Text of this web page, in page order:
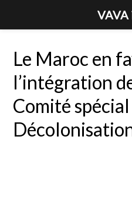
Le Maroc en
l’intégration
Comité
VAVA